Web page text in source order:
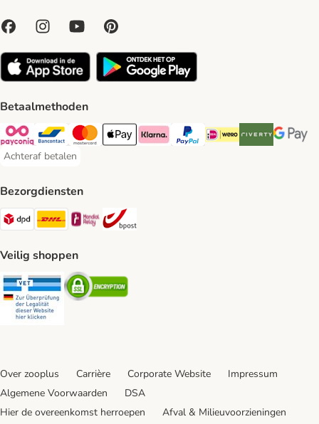
Betaalmethoden
Payconiq Payment Method
Bancontact Payment Method
Mastercard Payment Method
Apple Pay Payment Method
Klarna Payment Method
PayPal Payment Method
iDeal Payment Method
Riverty Payment
Google
Achteraf betalen
Achteraf betalen Payment Method
Bezorgdiensten
Dpd Shipping Method
DHL Shipping Method
Mondial Relay Shipping Method
Veilig shoppen
Security Security
Over zooplus Carrière Corporate Website
Impressum
Algemene Voorwaarden
DSA
Hier de overeenkomst herroepen
Afval & Milieuvoorzieningen